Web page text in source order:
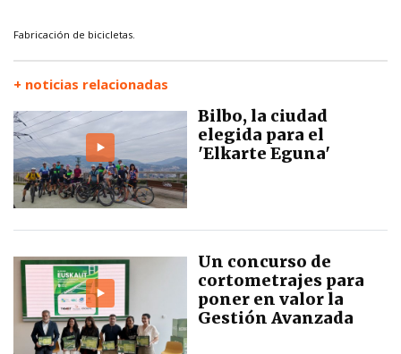
Fabricación de bicicletas.
+ noticias relacionadas
Bilbo, la ciudad
elegida para el
'Elkarte Eguna'
Un concurso de
cortometrajes para
poner en valor la
Gestión Avanzada